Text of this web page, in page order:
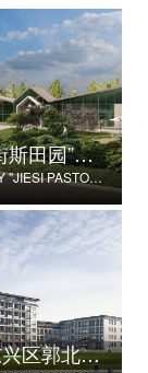
松滋市“街斯田园”美丽乡村示范片建设项目
SONGZI CITY "JIESI PASTORAL" BEAUTIFUL RURAL DEMONSTRATION FILM CONSTRUCTION PROJECT
内江市东兴区郭北养老服务中心建设项目